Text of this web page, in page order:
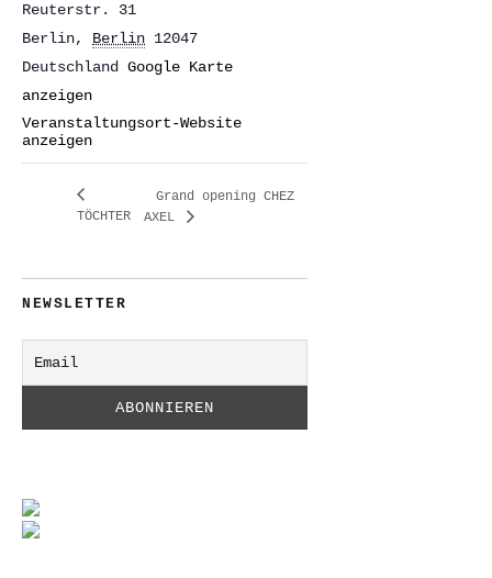
Reuterstr. 31
Berlin, Berlin 12047
Deutschland
Google Karte
anzeigen
Veranstaltungsort-Website
anzeigen
TÖCHTER
Grand opening CHEZ
AXEL
NEWSLETTER